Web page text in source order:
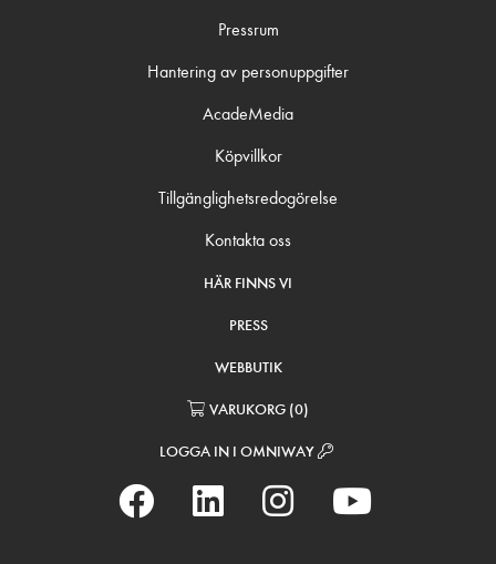
Pressrum
Hantering av personuppgifter
AcadeMedia
Köpvillkor
Tillgänglighetsredogörelse
Kontakta oss
HÄR FINNS VI
PRESS
WEBBUTIK
VARUKORG (0)
LOGGA IN I OMNIWAY